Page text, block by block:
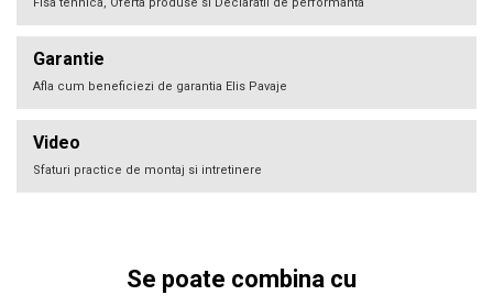
Garantie
Afla cum beneficiezi de garantia Elis Pavaje
Video
Sfaturi practice de montaj si intretinere
Se poate combina cu